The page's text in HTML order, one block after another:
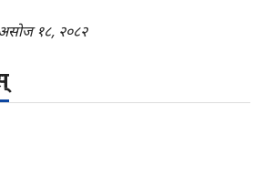
असोज १८, २०८२